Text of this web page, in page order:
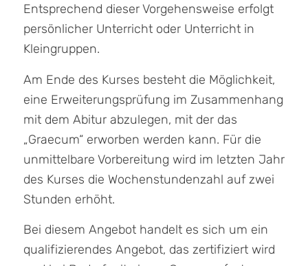
Entsprechend dieser Vorgehensweise erfolgt
persönlicher Unterricht oder Unterricht in
Kleingruppen.
Am Ende des Kurses besteht die Möglichkeit,
eine Erweiterungsprüfung im Zusammenhang
mit dem Abitur abzulegen, mit der das
„Graecum“ erworben werden kann. Für die
unmittelbare Vorbereitung wird im letzten Jahr
des Kurses die Wochenstundenzahl auf zwei
Stunden erhöht.
Bei diesem Angebot handelt es sich um ein
qualifizierendes Angebot, das zertifiziert wird